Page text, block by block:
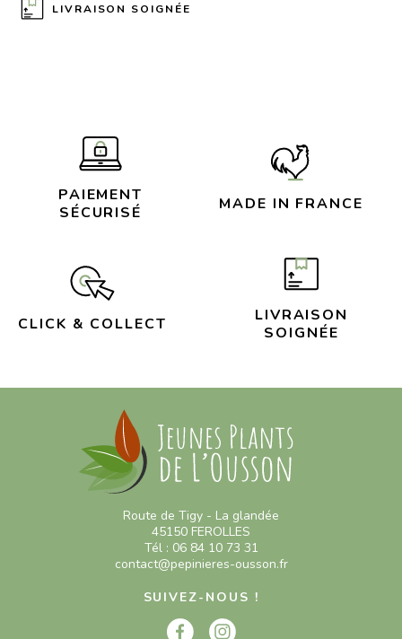
LIVRAISON SOIGNÉE
PAIEMENT
SÉCURISÉ
MADE IN FRANCE
CLICK & COLLECT
LIVRAISON
SOIGNÉE
Route de Tigy - La glandée
45150 FEROLLES
Tél : 06 84 10 73 31
contact@pepinieres-ousson.fr
SUIVEZ-NOUS !